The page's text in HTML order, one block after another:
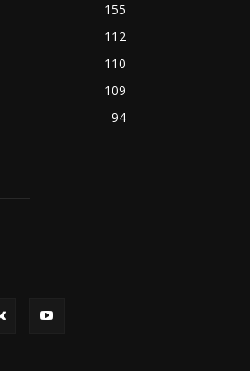
155
112
110
109
94